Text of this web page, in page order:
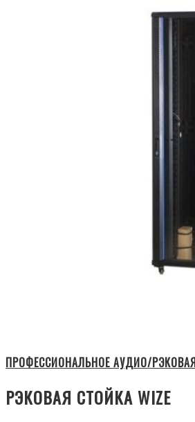
ПРОФЕССИОНАЛЬНОЕ АУДИО/
РЭКОВАЯ СТОЙКА WIZE